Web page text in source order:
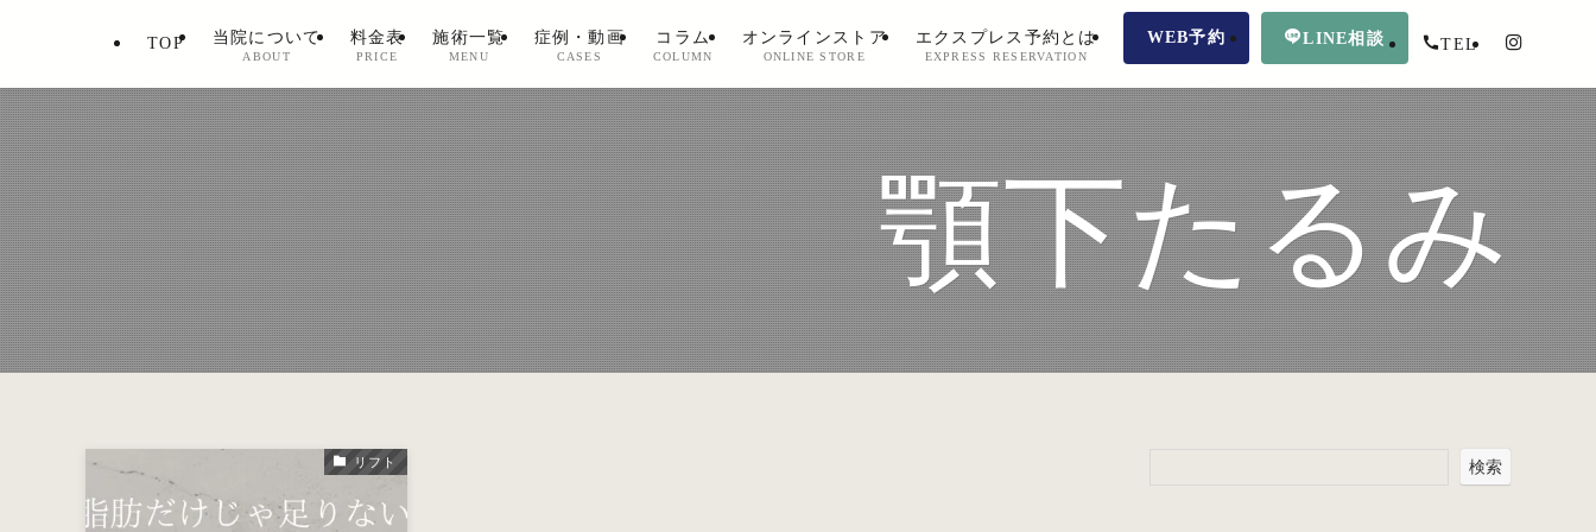
TOP 当院について
ABOUT
料金表
PRICE
施術一覧
MENU
症例・動画
CASES
コラム
COLUMN
オンラインストア
ONLINE STORE
エクスプレス予約とは
EXPRESS RESERVATION
WEB予約 LINE相談 TEL
顎下たるみ
リフト 検索